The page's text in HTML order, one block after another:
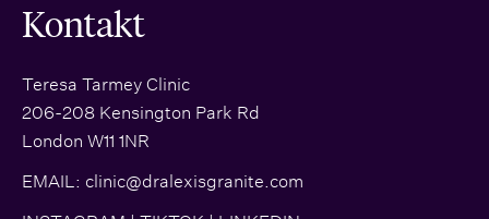
Kontakt
Teresa Tarmey Clinic
206-208 Kensington Park Rd
London W11 1NR
EMAIL: clinic@dralexisgranite.com